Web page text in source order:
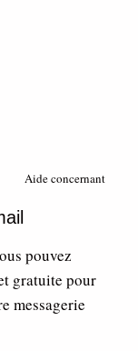
Aide concernant
pouvez
gratuite pour
messagerie